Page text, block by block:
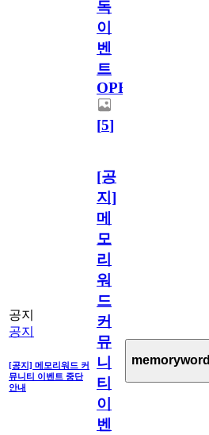
독
이
벤
트
OPEN!
[5]
공지
공지
[공지] 메모리워드 커
뮤니티 이벤트 중단
안내
[공
지]
메
모
리
워
드
커
뮤
니
티
이
벤
memoryword